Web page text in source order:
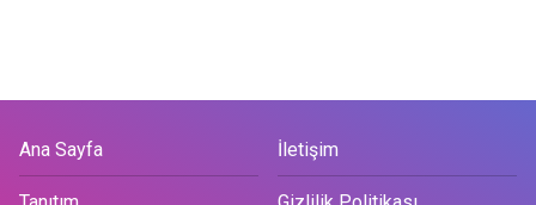
Ana Sayfa İletişim